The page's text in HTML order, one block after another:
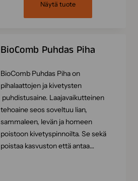
Näytä tuote
BioComb Puhdas Piha
BioComb Puhdas Piha on
pihalaattojen ja kivetysten
puhdistusaine. Laajavaikutteinen
tehoaine seos soveltuu lian,
sammaleen, levän ja homeen
poistoon kivetyspinnoilta. Se sekä
poistaa kasvuston että antaa…